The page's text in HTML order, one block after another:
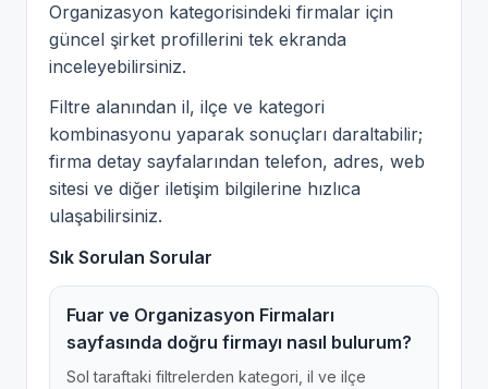
Organizasyon kategorisindeki firmalar için
güncel şirket profillerini tek ekranda
inceleyebilirsiniz.
Filtre alanından il, ilçe ve kategori
kombinasyonu yaparak sonuçları daraltabilir;
firma detay sayfalarından telefon, adres, web
sitesi ve diğer iletişim bilgilerine hızlıca
ulaşabilirsiniz.
Sık Sorulan Sorular
Fuar ve Organizasyon Firmaları
sayfasında doğru firmayı nasıl bulurum?
Sol taraftaki filtrelerden kategori, il ve ilçe